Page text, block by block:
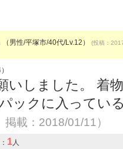
（男性/平塚市/40代/Lv.12） (投稿：
いしました。 着
ックに入ってい
載：2018/01/11）
1 人